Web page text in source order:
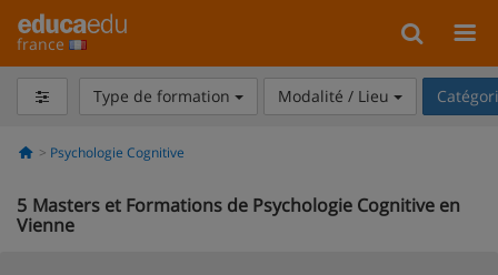
france
Type de formation Modalité / Lieu
Psychologie Cognitive
5 Masters et Formations de Psychologie Cognitive en
Vienne